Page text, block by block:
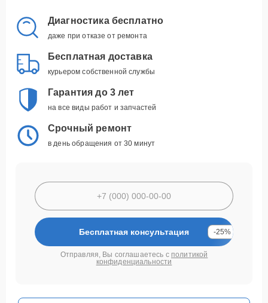
Диагностика бесплатно
даже при отказе от ремонта
Бесплатная доставка
курьером собственной службы
Гарантия до 3 лет
на все виды работ и запчастей
Срочный ремонт
в день обращения от 30 минут
Бесплатная консультация -25%
Отправляя, Вы соглашаетесь с политикой
конфиденциальности